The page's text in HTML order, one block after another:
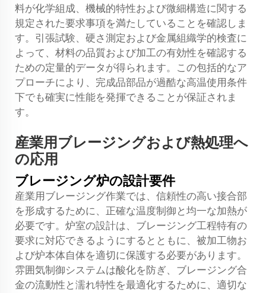
料が化学組成、機械的特性および微細構造に関する
規定された要求事項を満たしていることを確認しま
す。引張試験、硬さ測定および金属組織学的検査に
よって、材料の品質および加工の有効性を確認する
ための定量的データが得られます。この包括的なア
プローチにより、完成品部品が過酷な高温使用条件
下でも確実に性能を発揮できることが保証されま
す。
産業用ブレージングおよび熱処理へ
の応用
ブレージング炉の設計要件
産業用ブレージング作業では、信頼性の高い接合部
を形成するために、正確な温度制御と均一な加熱が
必要です。炉室の設計は、ブレージング工程特有の
要求に対応できるようにするとともに、被加工物お
よび炉本体自体を適切に保護する必要があります。
雰囲気制御システムは酸化を防ぎ、ブレージング合
金の流動性と濡れ特性を最適化するために、適切な